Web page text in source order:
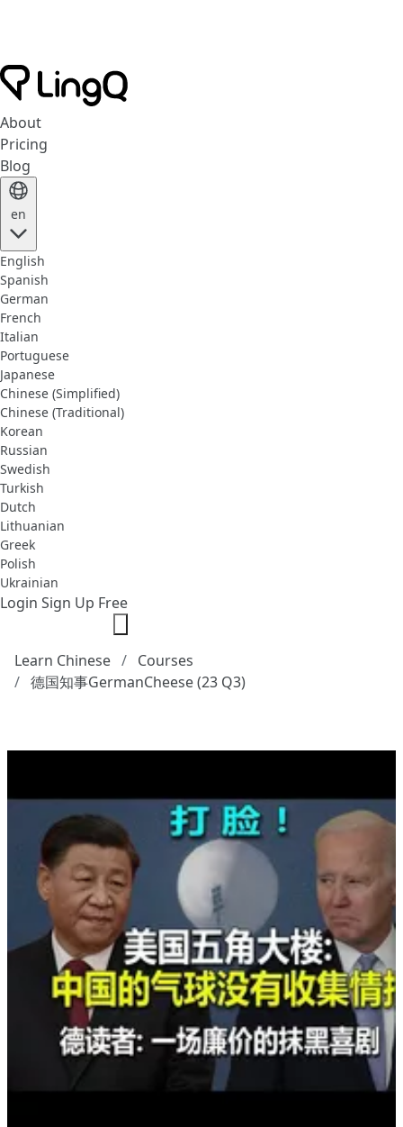
About
Pricing
Blog
en
English
Spanish
German
French
Italian
Portuguese
Japanese
Chinese (Simplified)
Chinese (Traditional)
Korean
Russian
Swedish
Turkish
Dutch
Lithuanian
Greek
Polish
Ukrainian
Login Sign Up Free
Learn Chinese
Courses
德国知事GermanCheese (23 Q3)